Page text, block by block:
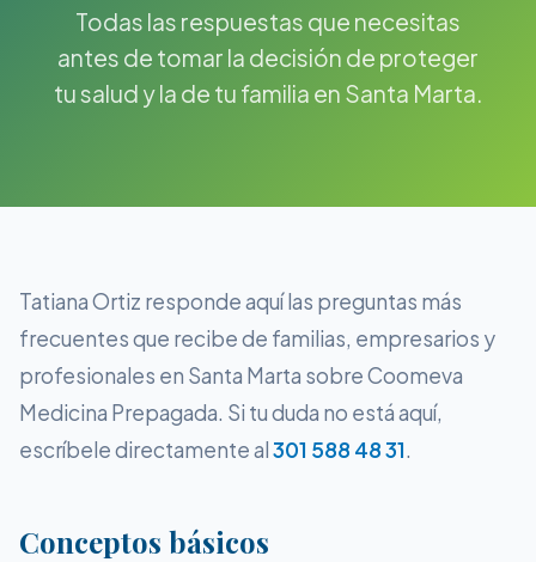
Todas las respuestas que necesitas
antes de tomar la decisión de proteger
tu salud y la de tu familia en Santa Marta.
Tatiana Ortiz responde aquí las preguntas más
frecuentes que recibe de familias, empresarios y
profesionales en Santa Marta sobre Coomeva
Medicina Prepagada. Si tu duda no está aquí,
escríbele directamente al301 588 48 31.
Conceptos básicos